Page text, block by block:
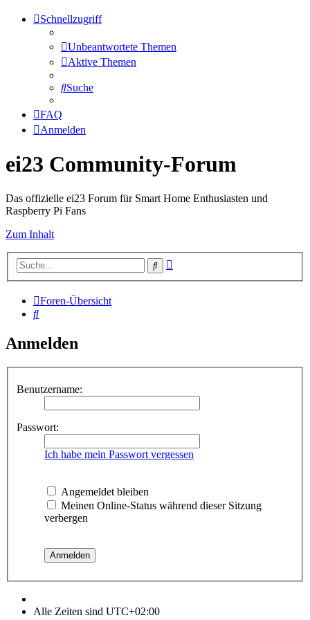
Schnellzugriff
Unbeantwortete Themen
Aktive Themen
Suche
FAQ
Anmelden
ei23 Community-Forum
Das offizielle ei23 Forum für Smart Home Enthusiasten und
Raspberry Pi Fans
Zum Inhalt
Suche
Foren-Übersicht
Suche
Anmelden
Benutzername:
Passwort:
Ich habe mein Passwort vergessen
Angemeldet bleiben
Meinen Online-Status während dieser Sitzung
verbergen
Alle Zeiten sind UTC+02:00